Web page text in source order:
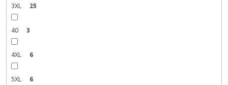
3XL 25
40 3
4XL 6
5XL 6